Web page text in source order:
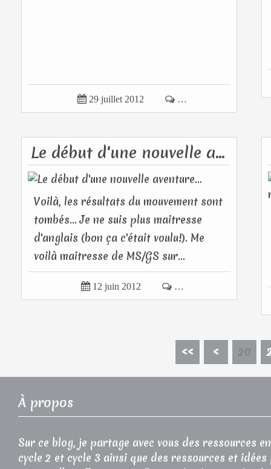
 29 juillet 2012  …
Le début d'une nouvelle aventure...
Voilà, les résultats du mouvement sont
tombés... Je ne suis plus maitresse
d'anglais (bon ça c'était voulu!). Me
voilà maitresse de MS/GS sur...
 12 juin 2012  …
<< < 10
20
À propos
Sur ce blog, je partage avec vous des ressources
cycle 2 et cycle 3 ainsi que des ressources et